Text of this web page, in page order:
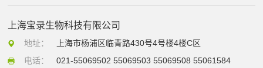
上海宝录生物科技有限公司
地址：
上海市杨浦区临青路430号4号楼4楼C区
电话：
021-55069502 55069503 55069508 55061584